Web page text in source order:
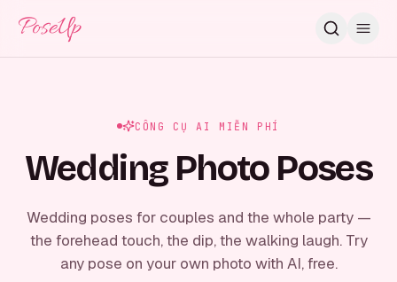
PoseUp
CÔNG CỤ AI MIỄN PHÍ
Wedding Photo Poses
Wedding poses for couples and the whole party —
the forehead touch, the dip, the walking laugh. Try
any pose on your own photo with AI, free.